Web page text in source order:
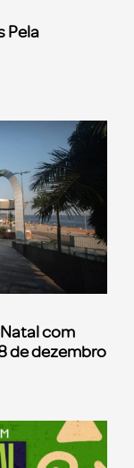
Pela
com
de dezembro